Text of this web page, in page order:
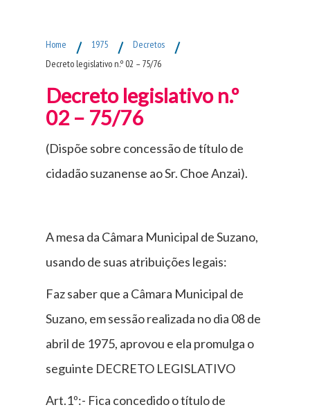
Home / 1975 / Decretos /
Decreto legislativo n.º 02 – 75/76
Decreto legislativo n.º
02 – 75/76
(Dispõe sobre concessão de título de
cidadão suzanense ao Sr. Choe Anzai).
A mesa da Câmara Municipal de Suzano,
usando de suas atribuições legais:
Faz saber que a Câmara Municipal de
Suzano, em sessão realizada no dia 08 de
abril de 1975, aprovou e ela promulga o
seguinte DECRETO LEGISLATIVO
Art.1º:- Fica concedido o título de